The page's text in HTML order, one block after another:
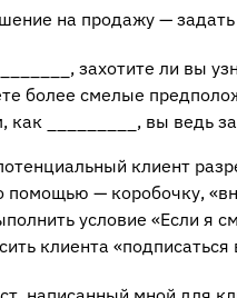
на продажу —
захотите ли вы
более смелые
как _________, вы ведь
клиент
помощью — коробочку,
условие «Если я
клиента «подписаться